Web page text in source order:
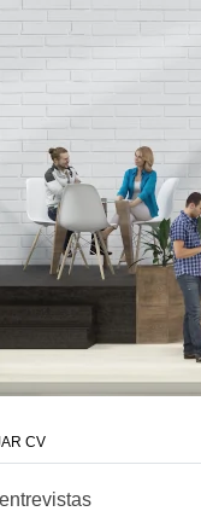
CV